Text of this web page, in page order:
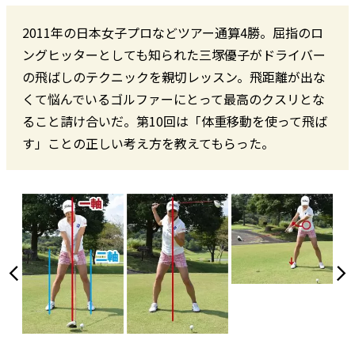
2011年の日本女子プロなどツアー通算4勝。屈指のロ
ングヒッターとしても知られた三塚優子がドライバー
の飛ばしのテクニックを親切レッスン。飛距離が出な
くて悩んでいるゴルファーにとって最高のクスリとな
ること請け合いだ。第10回は「体重移動を使って飛ば
す」ことの正しい考え方を教えてもらった。